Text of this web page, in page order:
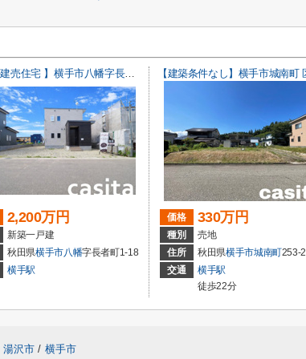
【 新築建売住宅 】横手市八幡字長者町No50 横手北小学校区のオール電化 3LDK
2,200万円
新築一戸建
秋田県横手市八幡字長者町1-18
横手駅
価格 330万円
種別
売地
住所
秋田県横手市城南町253-2
交通
横手駅
徒歩22分
湯沢市 / 横手市